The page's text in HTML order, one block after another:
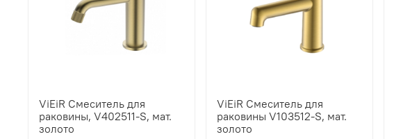
ViEiR Смеситель для
раковины, V402511-S, мат.
золото
ViEiR Смеситель для
раковины V103512-S, мат.
золото